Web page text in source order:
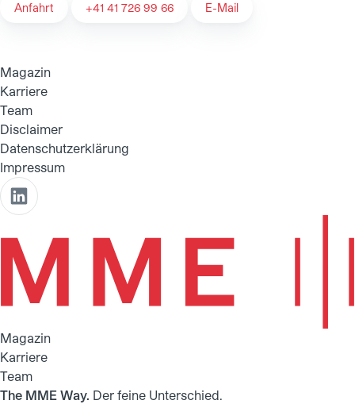
Anfahrt +41 41 726 99 66 E-Mail
Magazin
Karriere
Team
Disclaimer
Datenschutzerklärung
Impressum
Magazin
Karriere
Team
The MME Way. Der feine Unterschied.